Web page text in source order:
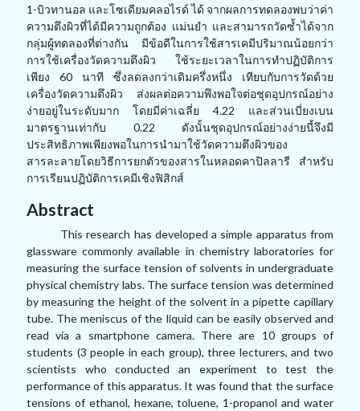
1-บิวทานอล และโซเดียมคลอไรด์ ได้ จากผลการทดลองพบว่าค่า
ความตึงผิวที่ได้มีความถูกต้อง แม่นยำ และสามารถวัดซ้ำได้จาก
กลุ่มผู้ทดลองที่ต่างกัน มีข้อดีในการใช้สารเคมีปริมาณน้อยกว่า
การใช้เครื่องวัดความตึงผิว ใช้ระยะเวลาในการทำปฏิบัติการ
เพียง 60 นาที ซึ่งลดลงกว่าเดิมครึ่งหนึ่ง เทียบกับการวัดด้วย
เครื่องวัดความตึงผิว ส่งผลต่อความพึงพอใจต่อชุดอุปกรณ์อย่าง
ง่ายอยู่ในระดับมาก โดยมีค่าเฉลี่ย 4.22 และส่วนเบี่ยงเบน
มาตรฐานเท่ากับ 0.22 ดังนั้นชุดอุปกรณ์อย่างง่ายนี้จึงมี
ประสิทธิภาพเพียงพอในการนำมาใช้วัดความตึงผิวของ
สารละลายโดยวิธีการยกตัวของสารในหลอดคาปิลลารี สำหรับ
การเรียนปฏิบัติการเคมีเชิงฟิสิกส์
Abstract
This research has developed a simple apparatus from
glassware commonly available in chemistry laboratories for
measuring the surface tension of solvents in undergraduate
physical chemistry labs. The surface tension was determined
by measuring the height of the solvent in a pipette capillary
tube. The meniscus of the liquid can be easily observed and
read via a smartphone camera. There are 10 groups of
students (3 people in each group), three lecturers, and two
scientists who conducted an experiment to test the
performance of this apparatus. It was found that the surface
tensions of ethanol, hexane, toluene, 1-propanol and water